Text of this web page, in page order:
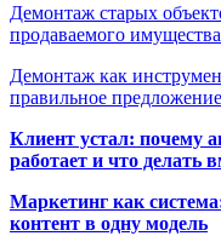
Демонтаж старых
продаваемого имущества
Демонтаж как
правильное
Клиент устал: почему
работает и что делать
Маркетинг как
контент в одну модель